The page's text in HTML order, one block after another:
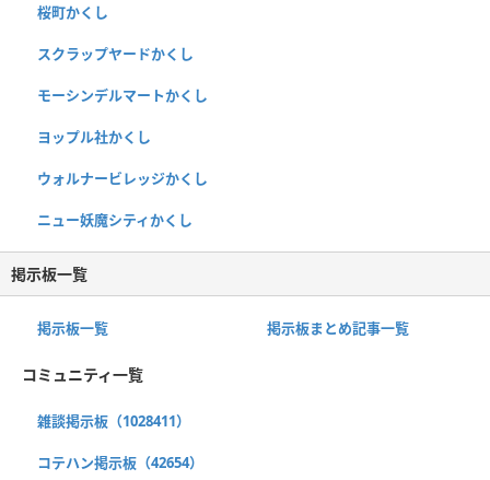
桜町かくし
スクラップヤードかくし
モーシンデルマートかくし
ヨップル社かくし
ウォルナービレッジかくし
ニュー妖魔シティかくし
掲示板一覧
掲示板一覧 掲示板まとめ記事一覧
コミュニティ一覧
雑談掲示板（1028411）
コテハン掲示板（42654）